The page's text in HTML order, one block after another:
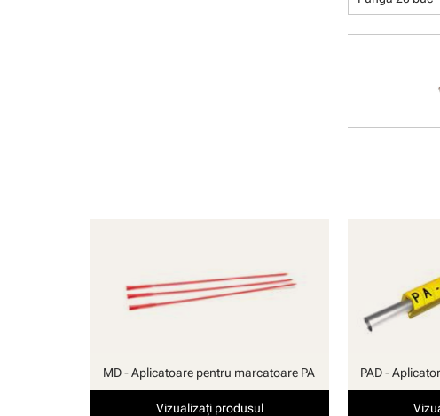
MD - Aplicatoare pentru marcatoare PA
Vizualizați produsul
PAD -